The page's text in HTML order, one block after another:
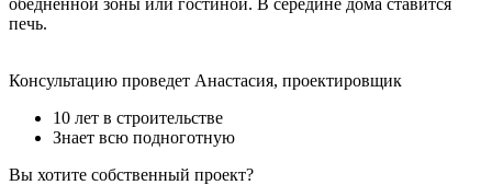
печь.
Консультацию проведет Анастасия, проектировщик
10 лет в строительстве
Знает всю подноготную
Вы хотите собственный проект?